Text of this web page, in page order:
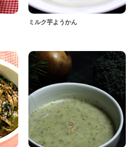
ミルク芋ようかん